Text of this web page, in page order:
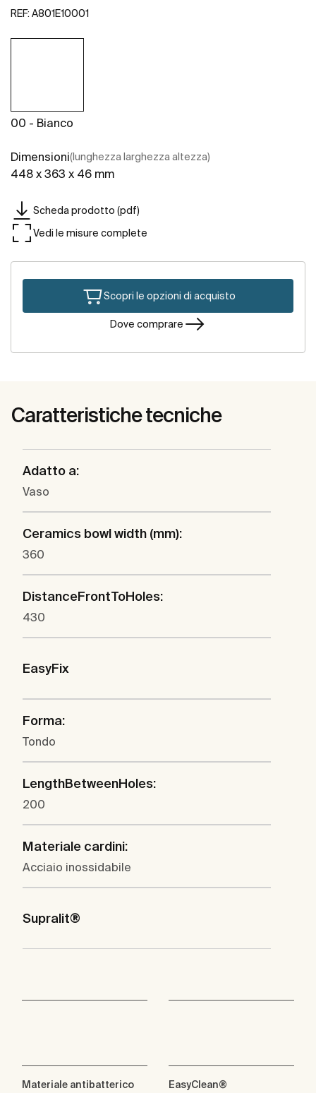
REF: A801E10001
00 - Bianco
Dimensioni(lunghezza larghezza altezza)
448 x 363 x 46 mm
Scheda prodotto (pdf)
Vedi le misure complete
Scopri le opzioni di acquisto
Dove comprare
Caratteristiche tecniche
Adatto a:
Vaso
Ceramics bowl width (mm):
360
DistanceFrontToHoles:
430
EasyFix
Forma:
Tondo
LengthBetweenHoles:
200
Materiale cardini:
Acciaio inossidabile
Supralit®
Materiale antibatterico EasyClean®